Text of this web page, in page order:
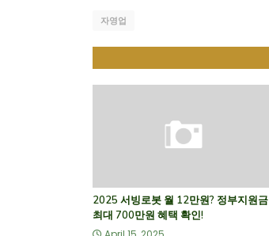
자영업
2025 서빙로봇 월 12만원? 정부지원금
최대 700만원 혜택 확인!